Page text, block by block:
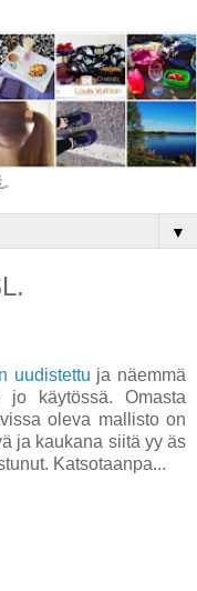
▼
uudistettu ja näemmä
käytössä. Omasta
oleva mallisto on
ja kaukana siitä yy äs
Katsotaanpa...